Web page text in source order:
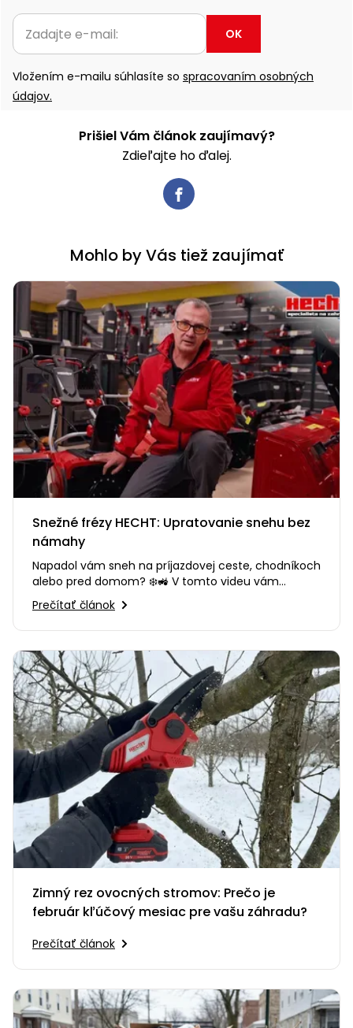
OK
Vložením e-mailu súhlasíte so spracovaním osobných
údajov.
Prišiel Vám článok zaujímavý?
Zdieľajte ho ďalej.
Mohlo by Vás tiež zaujímať
Snežné frézy HECHT: Upratovanie snehu bez
námahy
Napadol vám sneh na príjazdovej ceste, chodníkoch
alebo pred domom? ❄️🚜 V tomto videu vám
poradíme, ako si vybrať…
Prečítať článok
Zimný rez ovocných stromov: Prečo je
február kľúčový mesiac pre vašu záhradu?
Prečítať článok